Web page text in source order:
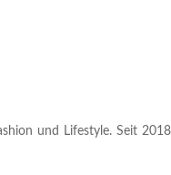
und Lifestyle. Seit